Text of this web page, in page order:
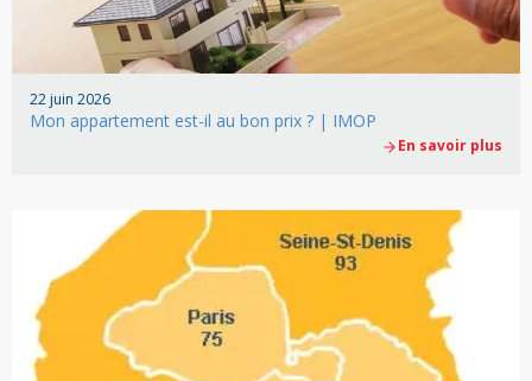
22 juin 2026
Mon appartement est-il au bon prix ? | IMOP
En savoir plus